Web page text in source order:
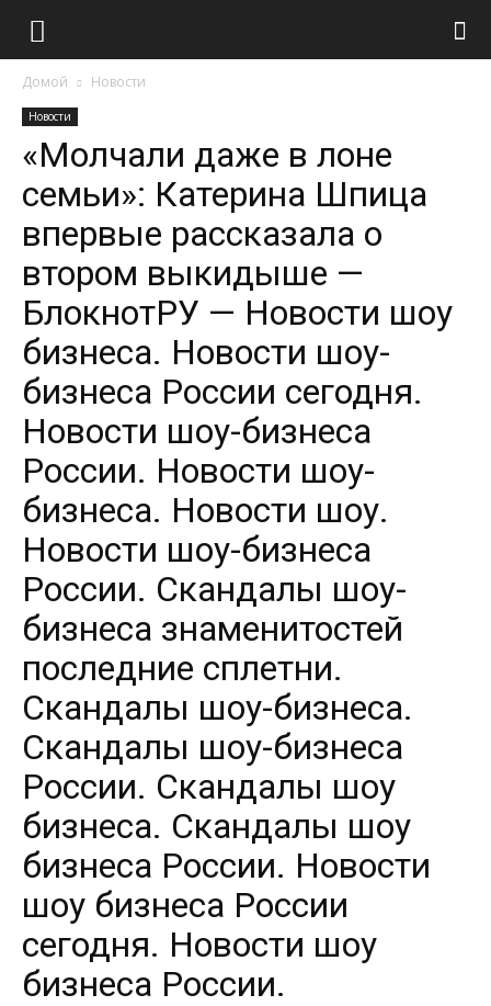
Домой Новости
Новости
«Молчали даже в лоне
семьи»: Катерина Шпица
впервые рассказала о
втором выкидыше —
БлокнотРУ — Новости шоу
бизнеса. Новости шоу-
бизнеса России сегодня.
Новости шоу-бизнеса
России. Новости шоу-
бизнеса. Новости шоу.
Новости шоу-бизнеса
России. Скандалы шоу-
бизнеса знаменитостей
последние сплетни.
Скандалы шоу-бизнеса.
Скандалы шоу-бизнеса
России. Скандалы шоу
бизнеса. Скандалы шоу
бизнеса России. Новости
шоу бизнеса России
сегодня. Новости шоу
бизнеса России.